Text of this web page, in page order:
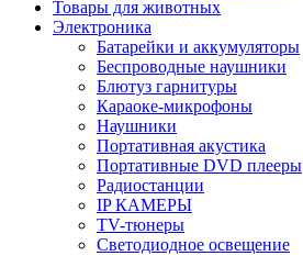
Товары для животных
Электроника
Батарейки и аккумуляторы
Беспроводные наушники
Блютуз гарнитуры
Караоке-микрофоны
Наушники
Портативная акустика
Портативные DVD плееры
Радиостанции
IP КАМЕРЫ
TV-тюнеры
Светодиодное освещение